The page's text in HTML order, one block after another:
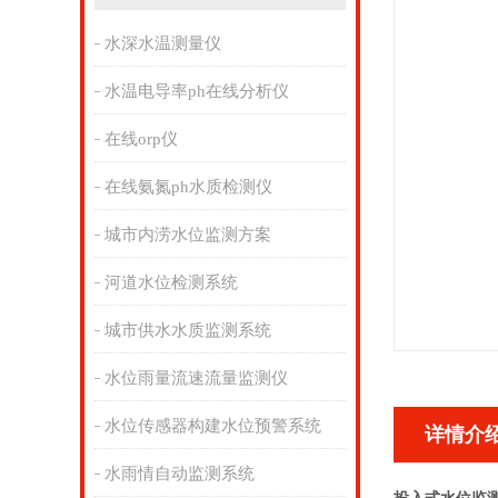
水深水温测量仪
水温电导率ph在线分析仪
在线orp仪
在线氨氮ph水质检测仪
城市内涝水位监测方案
河道水位检测系统
城市供水水质监测系统
水位雨量流速流量监测仪
水位传感器构建水位预警系统
水雨情自动监测系统
详情介